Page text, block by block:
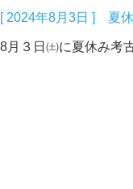
[ 2024年8月3日 ] 夏休
8月３日㈯に夏休み考